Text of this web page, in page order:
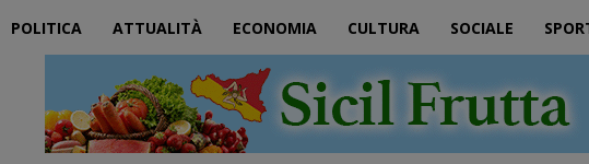
POLITICA ATTUALITÀ ECONOMIA CULTURA SOCIALE